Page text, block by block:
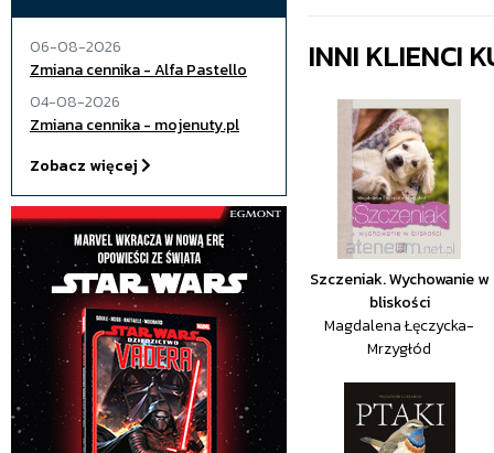
06-08-2026
Zmiana cennika - Alfa Pastello
04-08-2026
Zmiana cennika - mojenuty.pl
Zobacz więcej
INNI KLIENCI
Szczeniak. Wychowanie w
bliskości
Magdalena Łęczycka-
Mrzygłód